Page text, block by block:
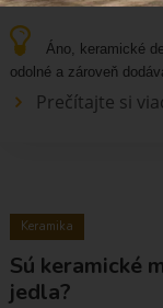
Áno, keramické
odolné a zároveň
Prečítajte si
Keramika
Sú keramické
jedla?